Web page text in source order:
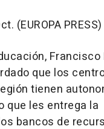
(EUROPA
Francisco
que los
tienen
que les entrega la
bancos de